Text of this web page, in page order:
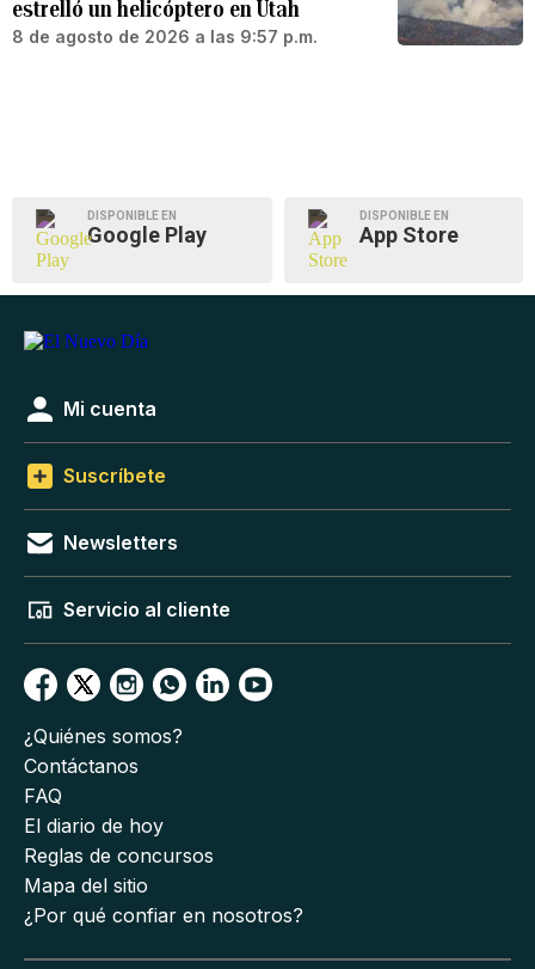
estrelló un helicóptero en Utah
8 de agosto de 2026 a las 9:57 p.m.
DISPONIBLE EN
Google Play
DISPONIBLE EN
App Store
Mi cuenta
Suscríbete
Newsletters
Servicio al cliente
¿Quiénes somos?
Contáctanos
FAQ
El diario de hoy
Reglas de concursos
Mapa del sitio
¿Por qué confiar en nosotros?